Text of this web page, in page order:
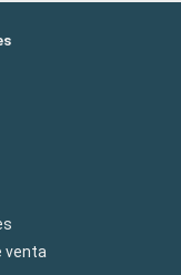
venta